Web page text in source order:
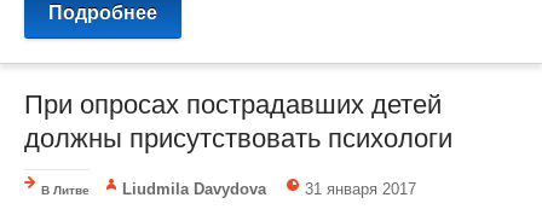
Подробнее
При опросах пострадавших детей
должны присутствовать психологи
В Литве Liudmila Davydova 31 января 2017